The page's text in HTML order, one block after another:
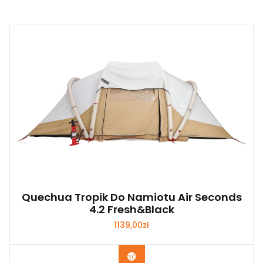
Quechua Tropik Do Namiotu Air Seconds
4.2 Fresh&Black
1139,00zł
Kup Teraz